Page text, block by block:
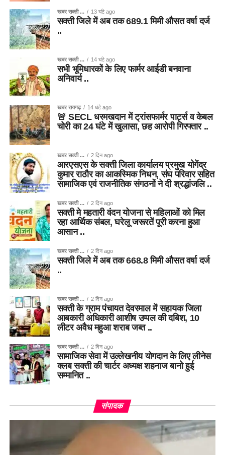
खबर सक्ती ... 13 घंटे ago
सक्ती जिले में अब तक 689.1 मिमी औसत वर्षा दर्ज
..
खबर सक्ती ... 14 घंटे ago
सभी भूमिधारकों के लिए फार्मर आईडी बनवाना
अनिवार्य ..
खबर रायगढ़ 14 घंटे ago
🚨 SECL धरमखदान में ट्रांसफार्मर पार्ट्स व केबल
चोरी का 24 घंटे में खुलासा, छह आरोपी गिरफ्तार ..
खबर सक्ती ... 2 दिन ago
आरएसएस के सक्ती जिला कार्यालय प्रमुख योगेंद्र
कुमार राठौर का आकस्मिक निधन, संघ परिवार सहित
सामाजिक एवं राजनीतिक संगठनों ने दी श्रद्धांजलि ..
खबर सक्ती ... 2 दिन ago
सक्ती मे महतारी वंदन योजना से महिलाओं को मिल
रहा आर्थिक संबल, घरेलू जरूरतें पूरी करना हुआ
आसान ..
खबर सक्ती ... 2 दिन ago
सक्ती जिले में अब तक 668.8 मिमी औसत वर्षा दर्ज
..
खबर सक्ती ... 2 दिन ago
सक्ती के ग्राम पंचायत देवरमाल में सहायक जिला
आबकारी अधिकारी आशीष उप्पल की दबिश, 10
लीटर अवैध महुआ शराब जब्त ..
खबर सक्ती ... 2 दिन ago
सामाजिक सेवा में उल्लेखनीय योगदान के लिए लीनेस
क्लब सक्ती की चार्टर अध्यक्ष शहनाज बानो हुई
सम्मानित ..
संपादक